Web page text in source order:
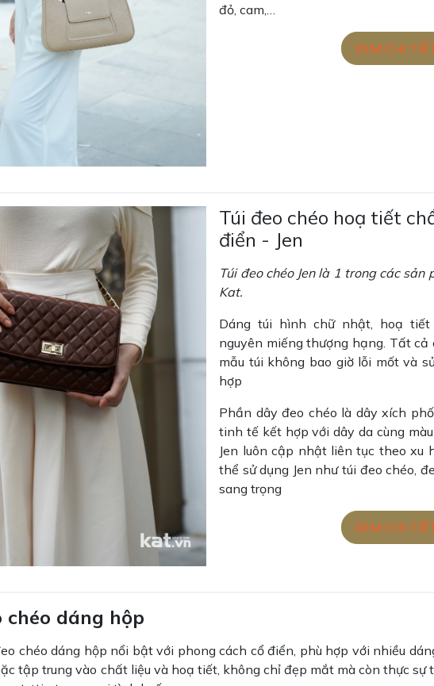
đỏ, cam,…
XEM CHI
Túi đeo chéo hoạ tiết
điển - Jen
Túi đeo chéo Jen là 1 trong các sản
Kat.
Dáng túi hình chữ nhật, hoạ
nguyên miếng thượng hạng. Tất
mẫu túi không bao giờ lỗi mốt và
hợp
Phần dây đeo chéo là dây xích
tinh tế kết hợp với dây da cùng
Jen luôn cập nhật liên tục theo xu
thể sử dụng Jen như túi đeo chéo,
sang trọng
XEM CHI
chéo dáng hộp
chéo dáng hộp nổi bật với phong cách cổ điển, phù hợp với nhiều
tập trung vào chất liệu và hoạ tiết, không chỉ đẹp mắt mà còn thực sự